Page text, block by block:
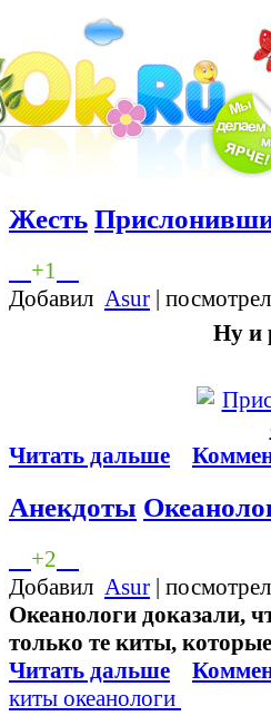
Жесть
+1
Добавил Asur |
Ну и
Читать дальше
Анекдоты
+2
Добавил Asur |
Океанологи доказали,
только те киты,
Читать дальше
киты океанологи